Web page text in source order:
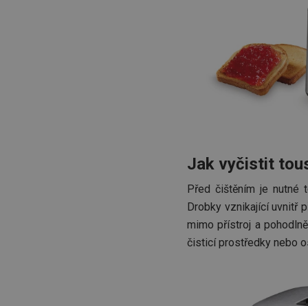
Jak vyčistit
Před čištěním je nutné
Drobky vznikající uvnitř
mimo přístroj a
čisticí prostředky nebo
INGRESSCOOKIE
clientToken
Název
cto_bundle
Název
vivdocref
Název
FPLC